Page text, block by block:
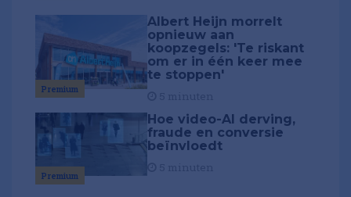
Premium
Albert Heijn morrelt
opnieuw aan
koopzegels: 'Te riskant
om er in één keer mee
te stoppen'
Premium
Hoe video-AI derving,
fraude en conversie
beïnvloedt